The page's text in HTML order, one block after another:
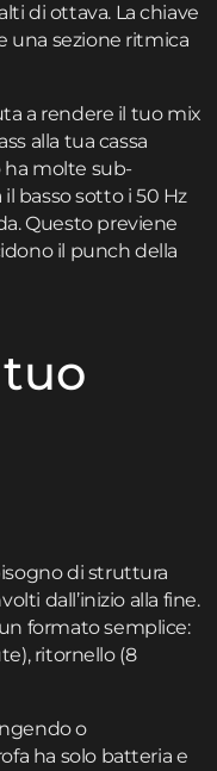
di ottava. La chiave
una sezione ritmica
a rendere il tuo mix
alla tua cassa
ha molte sub-
basso sotto i 50 Hz
Questo previene
il punch della
di struttura
dall’inizio alla fine.
formato semplice:
ritornello (8
o
ha solo batteria e